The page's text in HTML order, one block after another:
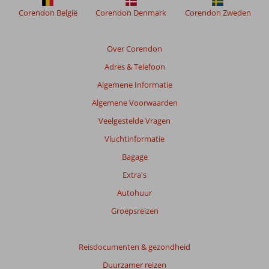
meer
Over Corendon
Adres & Telefoon
Algemene Informatie
Algemene Voorwaarden
Veelgestelde Vragen
Vluchtinformatie
Bagage
Extra's
Autohuur
Groepsreizen
Reisdocumenten & gezondheid
Duurzamer reizen
Corendon België Corendon Denmark Corendon Zweden